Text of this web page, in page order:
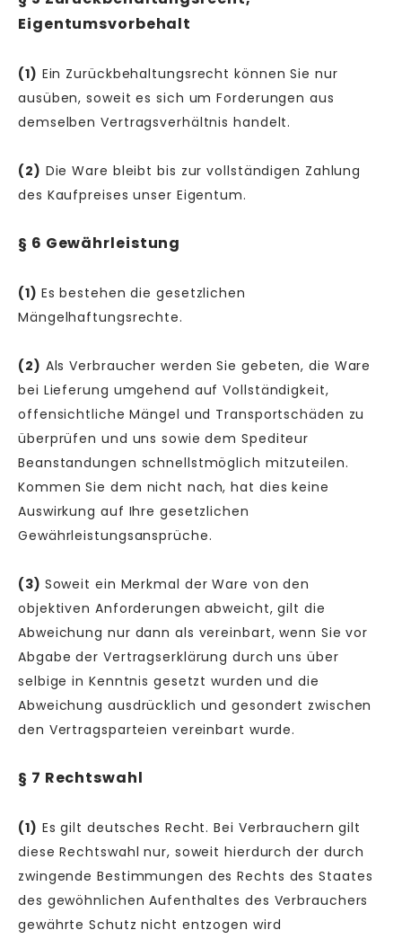
Eigentumsvorbehalt
(1) Ein Zurückbehaltungsrecht können Sie nur
ausüben, soweit es sich um Forderungen aus
demselben Vertragsverhältnis handelt.
(2) Die Ware bleibt bis zur vollständigen Zahlung
des Kaufpreises unser Eigentum.
§ 6 Gewährleistung
(1) Es bestehen die gesetzlichen
Mängelhaftungsrechte.
(2) Als Verbraucher werden Sie gebeten, die Ware
bei Lieferung umgehend auf Vollständigkeit,
offensichtliche Mängel und Transportschäden zu
überprüfen und uns sowie dem Spediteur
Beanstandungen schnellstmöglich mitzuteilen.
Kommen Sie dem nicht nach, hat dies keine
Auswirkung auf Ihre gesetzlichen
Gewährleistungsansprüche.
(3) Soweit ein Merkmal der Ware von den
objektiven Anforderungen abweicht, gilt die
Abweichung nur dann als vereinbart, wenn Sie vor
Abgabe der Vertragserklärung durch uns über
selbige in Kenntnis gesetzt wurden und die
Abweichung ausdrücklich und gesondert zwischen
den Vertragsparteien vereinbart wurde.
§ 7 Rechtswahl
(1) Es gilt deutsches Recht. Bei Verbrauchern gilt
diese Rechtswahl nur, soweit hierdurch der durch
zwingende Bestimmungen des Rechts des Staates
des gewöhnlichen Aufenthaltes des Verbrauchers
gewährte Schutz nicht entzogen wird